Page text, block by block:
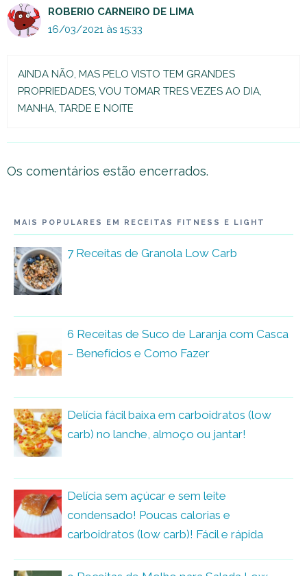
ROBERIO CARNEIRO DE LIMA
16/03/2021 às 15:33
AINDA NÃO, MAS PELO VISTO TEM GRANDES
PROPRIEDADES, VOU TOMAR TRES VEZES AO DIA,
MANHA, TARDE E NOITE
Os comentários estão encerrados.
MAIS POPULARES EM RECEITAS FITNESS E LIGHT
7 Receitas de Granola Low Carb
6 Receitas de Suco de Laranja com Casca
– Benefícios e Como Fazer
Delícia fácil baixa em carboidratos (low
carb) no lanche, almoço ou jantar!
Delícia sem açúcar e sem leite
condensado! Poucas calorias e
carboidratos (low carb)! Fácil e rápida